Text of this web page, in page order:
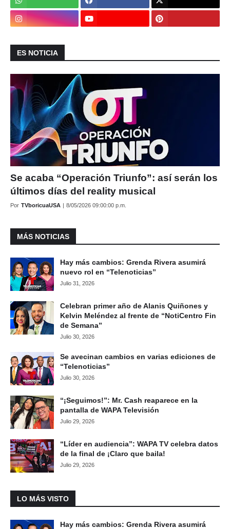
ES NOTICIA
Se acaba “Operación Triunfo”: así serán los
últimos días del reality musical
Por TVboricuaUSA | 8/05/2026 09:00:00 p.m.
MÁS NOTICIAS
Hay más cambios: Grenda Rivera asumirá
nuevo rol en “Telenoticias”
Julio 31, 2026
Celebran primer año de Alanis Quiñones y
Kelvin Meléndez al frente de “NotiCentro Fin
de Semana”
Julio 30, 2026
Se avecinan cambios en varias ediciones de
“Telenoticias”
Julio 30, 2026
“¡Seguimos!”: Mr. Cash reaparece en la
pantalla de WAPA Televisión
Julio 29, 2026
“Líder en audiencia”: WAPA TV celebra datos
de la final de ¡Claro que baila!
Julio 29, 2026
LO MÁS VISTO
Hay más cambios: Grenda Rivera asumirá